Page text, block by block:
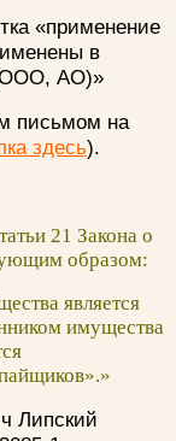
«применение
в
(ООО, АО)»
письмом на
здесь).
21 Закона о
образом:
является
имущества
Липский